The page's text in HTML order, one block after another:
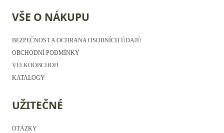
VŠE O NÁKUPU
BEZPEČNOST A OCHRANA OSOBNÍCH ÚDAJŮ
OBCHODNÍ PODMÍNKY
VELKOOBCHOD
KATALOGY
UŽITEČNÉ
OTÁZKY